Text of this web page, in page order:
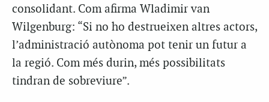
consolidant. Com afirma Wladimir van
Wilgenburg: “Si no ho destrueixen altres actors,
l’administració autònoma pot tenir un futur a
la regió. Com més durin, més possibilitats
tindran de sobreviure”.